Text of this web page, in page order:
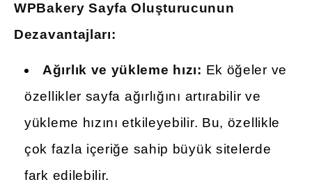
WPBakery Sayfa Oluşturucunun
Dezavantajları:
Ağırlık ve yükleme hızı: Ek öğeler ve
özellikler sayfa ağırlığını artırabilir ve
yükleme hızını etkileyebilir. Bu, özellikle
çok fazla içeriğe sahip büyük sitelerde
fark edilebilir.